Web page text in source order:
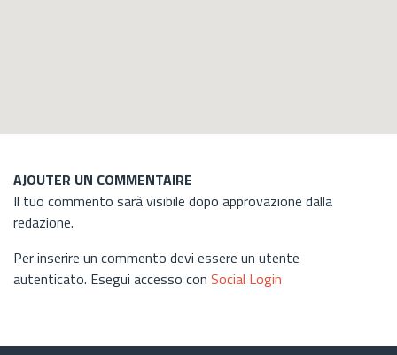
AJOUTER UN COMMENTAIRE
Il tuo commento sarà visibile dopo approvazione dalla
redazione.
Per inserire un commento devi essere un utente
autenticato. Esegui accesso con Social Login